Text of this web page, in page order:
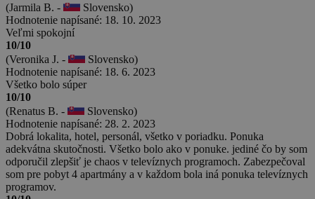
(Jarmila B. -
Slovensko)
Hodnotenie napísané: 18. 10. 2023
Veľmi spokojní
10/10
(Veronika J. -
Slovensko)
Hodnotenie napísané: 18. 6. 2023
Všetko bolo súper
10/10
(Renatus B. -
Slovensko)
Hodnotenie napísané: 28. 2. 2023
Dobrá lokalita, hotel, personál, všetko v poriadku. Ponuka
adekvátna skutočnosti. Všetko bolo ako v ponuke. jediné čo by som
odporučil zlepšiť je chaos v televíznych programoch. Zabezpečoval
som pre pobyt 4 apartmány a v každom bola iná ponuka televíznych
programov.